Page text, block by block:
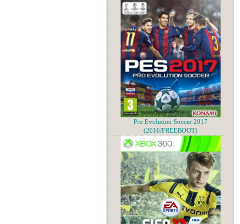
Pro Evolution Soccer 2017
(2016/FREEBOOT)